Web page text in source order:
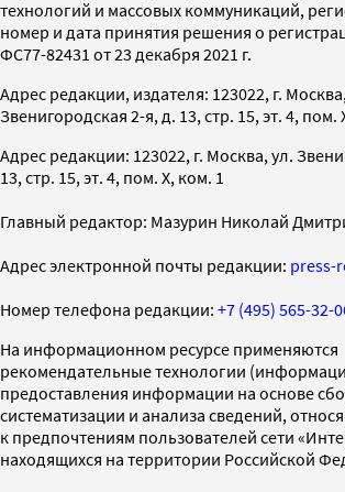
технологий и массовых коммуникаций,
номер и дата принятия решения о
ФС77-82431 от 23 декабря 2021 г.
Адрес редакции, издателя: 123022, г.
Звенигородская 2-я, д. 13, стр. 15, эт. 4, пом.
Адрес редакции: 123022, г. Москва, ул.
13, стр. 15, эт. 4, пом. X, ком. 1
Главный редактор: Мазурин Николай
Адрес электронной почты редакции: press-
Номер телефона редакции: +7 (495) 565-32-
На информационном ресурсе применяются
рекомендательные технологии
предоставления информации на основе
систематизации и анализа сведений,
к предпочтениям пользователей сети
находящихся на территории Российской